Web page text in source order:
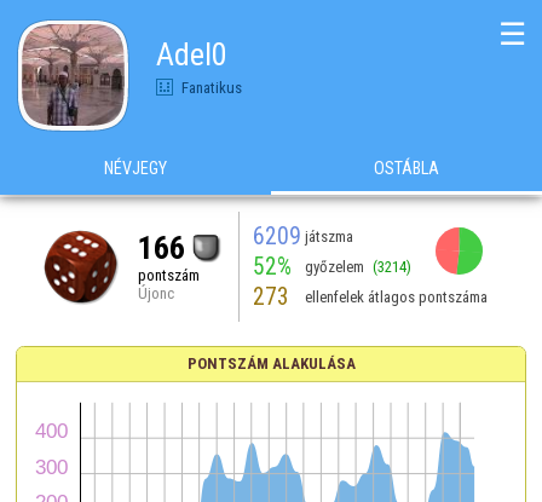
Adel0
Fanatikus
☰
NÉVJEGY OSTÁBLA
166
pontszám
Újonc
6209 játszma
52% győzelem (3214)
273 ellenfelek átlagos pontszáma
PONTSZÁM ALAKULÁSA